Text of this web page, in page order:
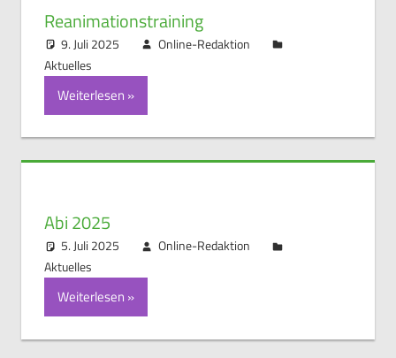
Reanimationstraining
9. Juli 2025
Online-Redaktion
Aktuelles
Weiterlesen
Abi 2025
5. Juli 2025
Online-Redaktion
Aktuelles
Weiterlesen